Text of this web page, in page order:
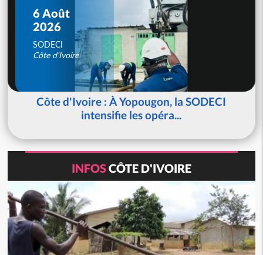
6 Août
2026
SODECI
Côte d'Ivoire
Côte d'Ivoire : À Yopougon, la SODECI
intensifie les opéra...
INFOSCÔTE D'IVOIRE